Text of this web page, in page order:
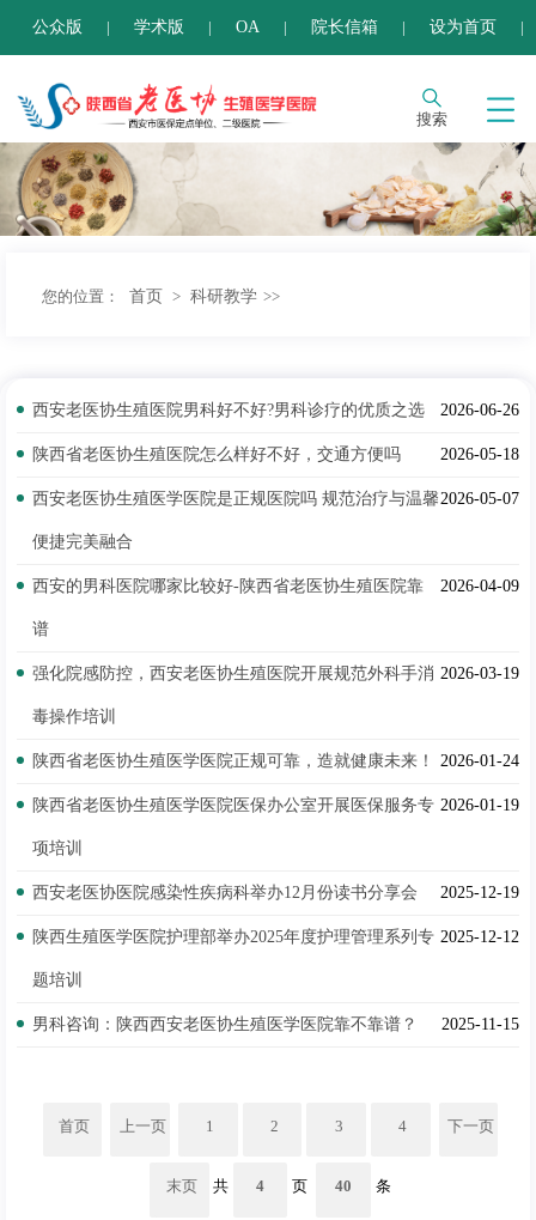
公众版 学术版 OA 院长信箱 设为首页
搜索
您的位置： 首页 > 科研教学 >>
2026-06-26
西安老医协生殖医院男科好不好?男科诊疗的优质之选
2026-05-18
陕西省老医协生殖医院怎么样好不好，交通方便吗
2026-05-07
西安老医协生殖医学医院是正规医院吗 规范治疗与温馨
便捷完美融合
2026-04-09
西安的男科医院哪家比较好-陕西省老医协生殖医院靠
谱
2026-03-19
强化院感防控，西安老医协生殖医院开展规范外科手消
毒操作培训
2026-01-24
陕西省老医协生殖医学医院正规可靠，造就健康未来！
2026-01-19
陕西省老医协生殖医学医院医保办公室开展医保服务专
项培训
2025-12-19
西安老医协医院感染性疾病科举办12月份读书分享会
2025-12-12
陕西生殖医学医院护理部举办2025年度护理管理系列专
题培训
2025-11-15
男科咨询：陕西西安老医协生殖医学医院靠不靠谱？
首页 上一页 1 2 3 4 下一页
末页 共 4 页 40 条